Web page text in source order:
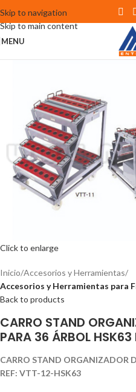
Skip to navigation
Skip to main content
MENU
Click to enlarge
Inicio Accesorios y Herramientas
Accesorios y Herramientas para
Back to products
CARRO STAND
PARA 36 ÁRBOL
CARRO STAND ORGANIZADOR
REF: VTT-12-HSK63